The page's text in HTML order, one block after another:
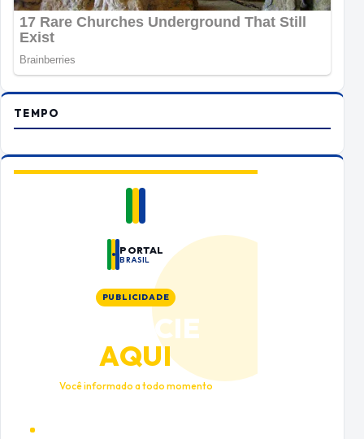
TEMPO
PORTAL
BRASIL
PUBLICIDADE
ANUNCIE
AQUI
Você informado a todo momento